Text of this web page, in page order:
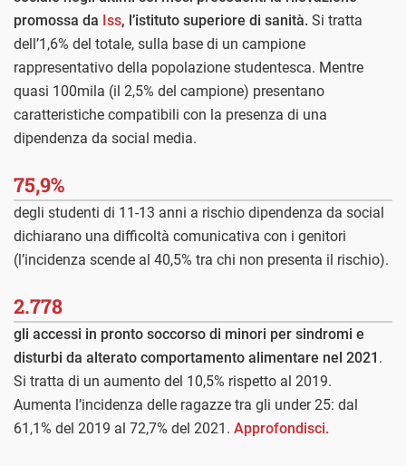
promossa da Iss, l’istituto superiore di sanità. Si tratta
dell’1,6% del totale, sulla base di un campione
rappresentativo della popolazione studentesca. Mentre
quasi 100mila (il 2,5% del campione) presentano
caratteristiche compatibili con la presenza di una
dipendenza da social media.
75,9%
degli studenti di 11-13 anni a rischio dipendenza da social
dichiarano una difficoltà comunicativa con i genitori
(l’incidenza scende al 40,5% tra chi non presenta il rischio).
2.778
gli accessi in pronto soccorso di minori per sindromi e
disturbi da alterato comportamento alimentare nel 2021 .
Si tratta di un aumento del 10,5% rispetto al 2019.
Aumenta l’incidenza delle ragazze tra gli under 25: dal
61,1% del 2019 al 72,7% del 2021. Approfondisci.